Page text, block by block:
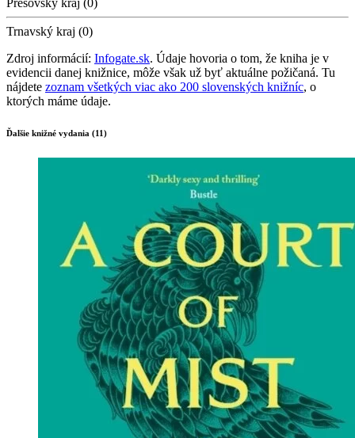
Prešovský kraj (0)
Trnavský kraj (0)
Zdroj informácií: Infogate.sk. Údaje hovoria o tom, že kniha je v
evidencii danej knižnice, môže však už byť aktuálne požičaná. Tu
nájdete zoznam všetkých viac ako 200 slovenských knižníc, o
ktorých máme údaje.
Ďalšie knižné vydania (11)